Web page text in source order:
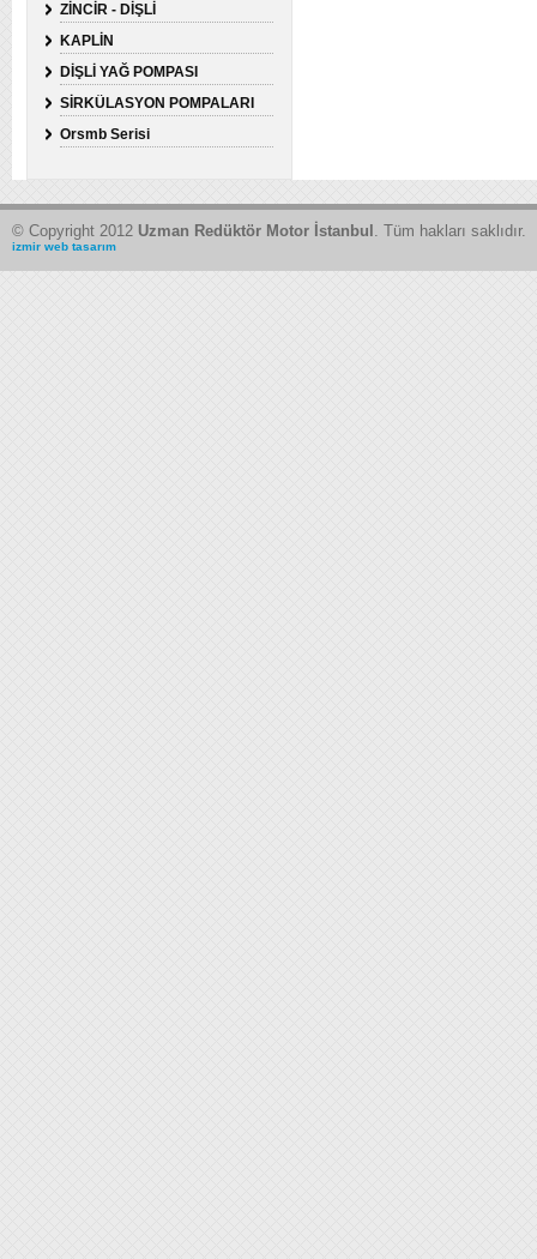
ZİNCİR - DİŞLİ
KAPLİN
DİŞLİ YAĞ POMPASI
SİRKÜLASYON POMPALARI
Orsmb Serisi
© Copyright 2012 Uzman Redüktör Motor İstanbul . Tüm hakları saklıdır.
izmir web tasarım